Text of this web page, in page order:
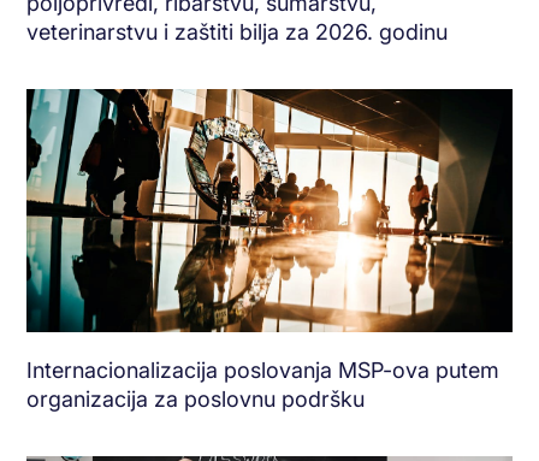
veterinarstvu i zaštiti bilja za 2026. godinu
Internacionalizacija poslovanja MSP-ova putem
organizacija za poslovnu podršku